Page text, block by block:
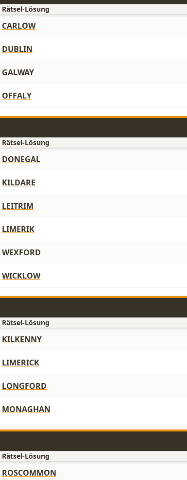
Rätsel-Lösung
CARLOW
DUBLIN
GALWAY
OFFALY
Rätsel-Lösung
DONEGAL
KILDARE
LEITRIM
LIMERIK
WEXFORD
WICKLOW
Rätsel-Lösung
KILKENNY
LIMERICK
LONGFORD
MONAGHAN
Rätsel-Lösung
ROSCOMMON